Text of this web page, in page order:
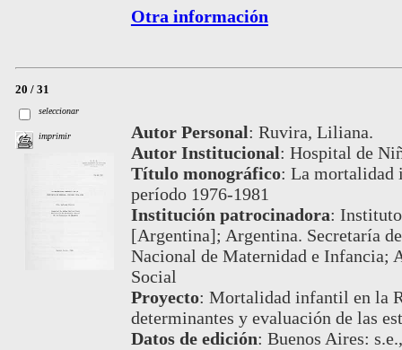
Otra información
20 / 31
seleccionar
imprimir Autor Personal: Ruvira, Liliana.
Autor Institucional: Hospital de
Título monográfico: La mortalidad
período 1976-1981
Institución patrocinadora:
[Argentina]; Argentina. Secretaría
Nacional de Maternidad e Infancia;
Social
Proyecto: Mortalidad infantil en la
determinantes y evaluación de las
Datos de edición: Buenos Aires: